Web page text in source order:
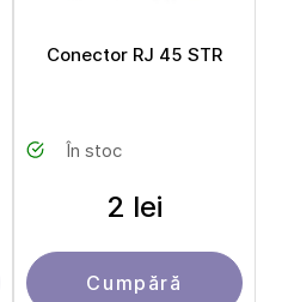
Conector RJ 45 STR
În stoc
2 lei
Cumpără